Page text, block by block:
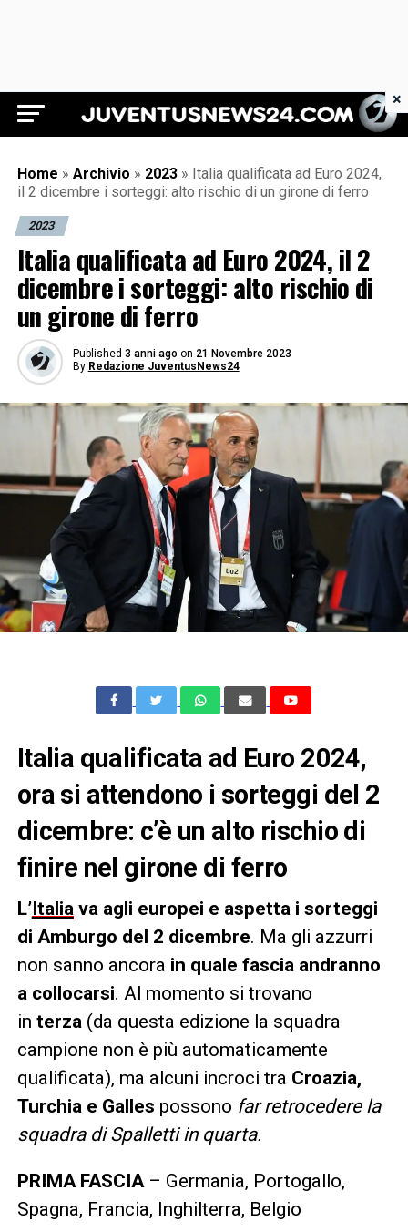
Juventus News 24
Home » Archivio » 2023 » Italia qualificata ad Euro 2024,
il 2 dicembre i sorteggi: alto rischio di un girone di ferro
2023
Italia qualificata ad Euro 2024, il 2
dicembre i sorteggi: alto rischio di
un girone di ferro
Published 3 anni ago on 21 Novembre 2023
By Redazione JuventusNews24
Italia qualificata ad Euro 2024,
ora si attendono i sorteggi del 2
dicembre: c’è un alto rischio di
finire nel girone di ferro
L’Italiava agli europei e aspetta i sorteggi
di Amburgo del 2 dicembre. Ma gli azzurri
non sanno ancora in quale fascia andranno
a collocarsi. Al momento si trovano
in terza (da questa edizione la squadra
campione non è più automaticamente
qualificata), ma alcuni incroci tra Croazia,
Turchia e Galles possono far retrocedere la
squadra di Spalletti in quarta.
PRIMA FASCIA – Germania, Portogallo,
Spagna, Francia, Inghilterra, Belgio
×